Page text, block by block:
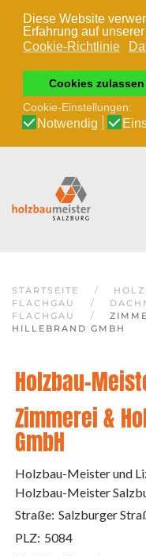
Diese Website
Erfahrung auf
Cookie-Richtlinie
Cookies zulassen
Cookie-Einstellungen:
Notwendig
Zum Hauptinhalt
STARTSEITE
FLACHGAU
FLACHGAU
HILLEBRAND GMBH
Holzbau-
Zimmerei &
GmbH
Holzbau-Meister und
Holzbau-Meister
Straße: Salzburger
PLZ: 5084